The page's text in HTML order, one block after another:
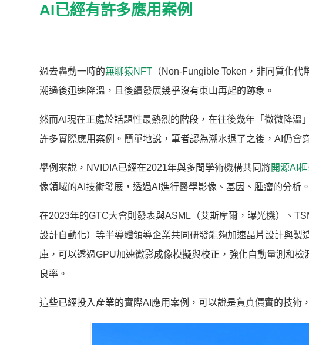
AI已經有許多應用案例
過去轟動一時的無聊猿NFT （Non-Fungible Token，非同質化
潮過後迅速降溫，且後續發展幾乎沒有東山再起的跡象。
然而AI現在正處於話題性最熱烈的階段，在往後幾年「微微降
許多實際應用案例。簡單地說，筆者認為潮水退了之後，AI仍會
舉例來說，NVIDIA已經在2021年與多間學術機構共同將開源AI
像領域的AI技術發展，透過AI進行醫學影像、基因、腫瘤的分析。
在2023年的GTC大會則發表與ASML（艾斯摩爾，曝光機）、
設計自動化）等半導體領導企業共同研發能夠加速晶片設計與製
庫，可以透過GPU加速微影成像模擬與校正，強化自動量測和
良率。
這些已經投入產業的實際AI應用案例，可以說是貨真價實的技術